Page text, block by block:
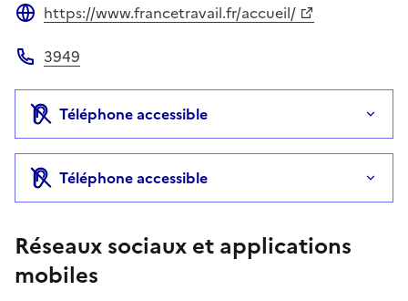
https://www.francetravail.fr/accueil/
3949
Téléphone accessible
Téléphone accessible
Réseaux sociaux et applications
mobiles